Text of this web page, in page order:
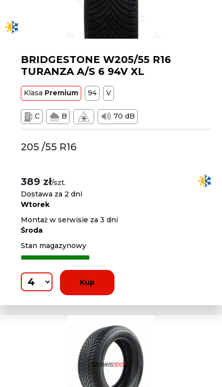
BRIDGESTONE W205/55 R16
TURANZA A/S 6 94V XL
Klasa Premium 94 V
C B 70 dB
205 /55 R16
389 zł/szt.
Dostawa za 2 dni
Wtorek
Montaż w serwisie za 3 dni
Środa
Stan magazynowy
Kup